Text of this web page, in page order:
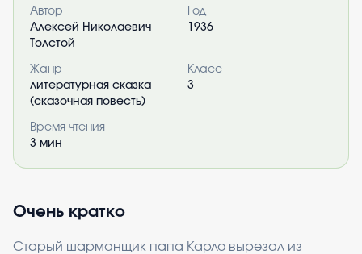
Информация о книге
Автор
Алексей Николаевич
Толстой
Год
1936
Жанр
литературная сказка
(сказочная повесть)
Класс
3
Время чтения
3 мин
Очень кратко
Старый шарманщик папа Карло вырезал из